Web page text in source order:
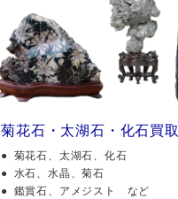
菊花石・太湖石・化石買取
菊花石、太湖石、化石
水石、水晶、菊石
鑑賞石、アメジスト など